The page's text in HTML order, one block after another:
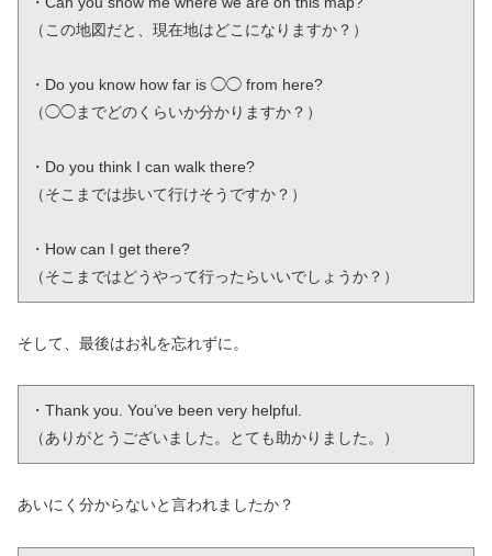
（この地図だと、現在地はどこになりますか？）
・Do you know how far is ◯◯ from here?
（◯◯までどのくらいか分かりますか？）
・Do you think I can walk there?
（そこまでは歩いて行けそうですか？）
・How can I get there?
（そこまではどうやって行ったらいいでしょうか？）
そして、最後はお礼を忘れずに。
・Thank you. You’ve been very helpful.
（ありがとうございました。とても助かりました。）
あいにく分からないと言われましたか？